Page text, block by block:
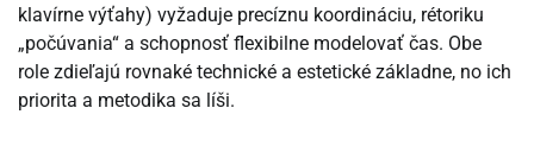
klavírne výťahy) vyžaduje precíznu koordináciu, rétoriku
„počúvania“ a schopnosť flexibilne modelovať čas. Obe
role zdieľajú rovnaké technické a estetické základne, no ich
priorita a metodika sa líši.